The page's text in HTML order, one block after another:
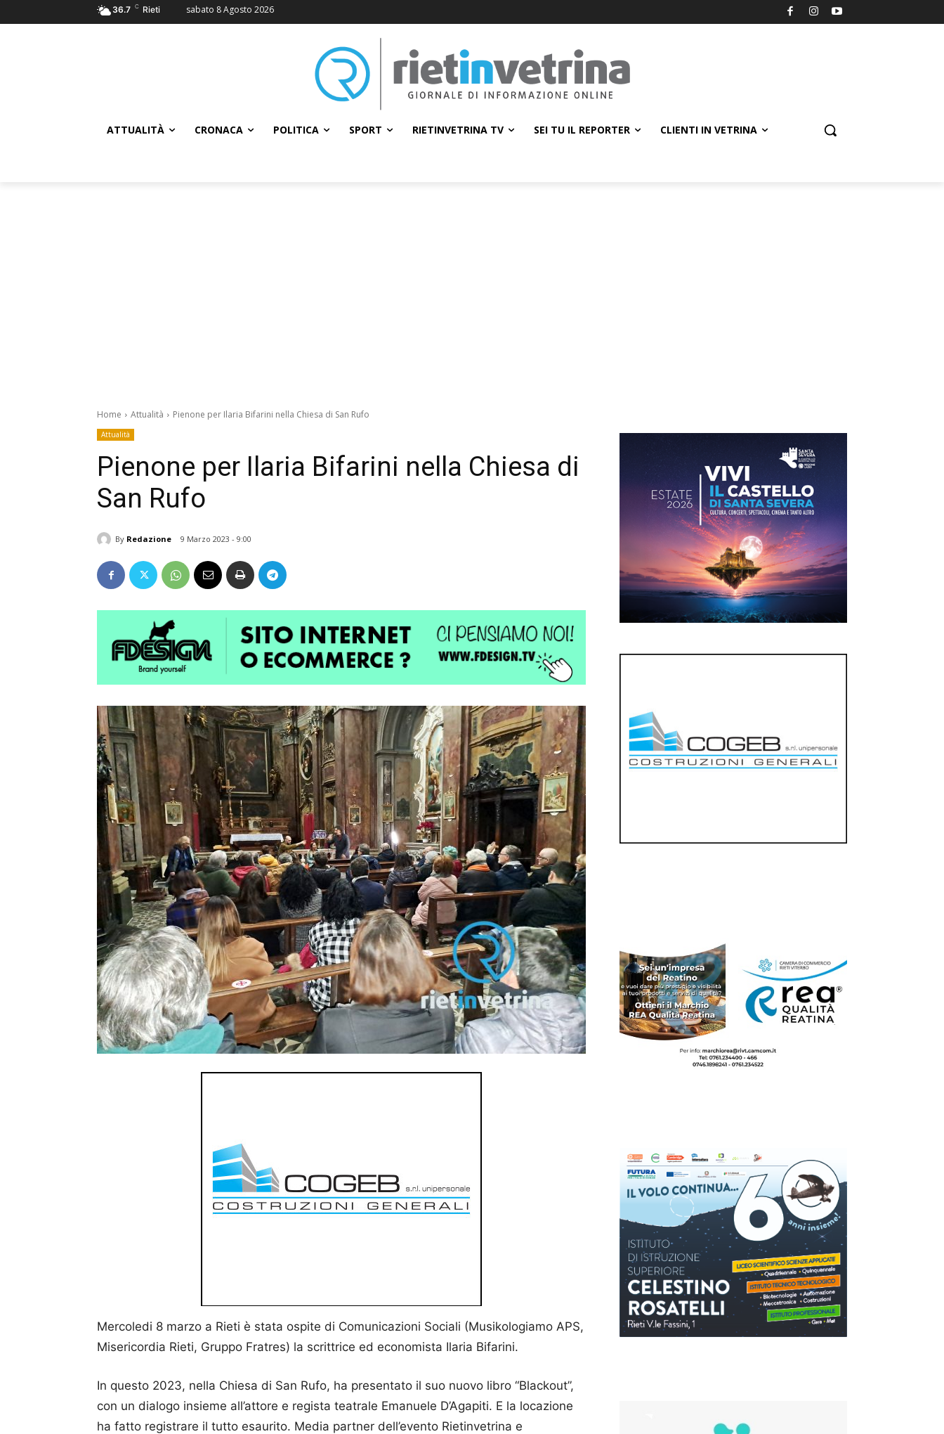
36.7 C Rieti sabato 8 Agosto 2026
ATTUALITÀ CRONACA POLITICA SPORT RIETINVETRINA TV SEI TU IL REPORTER CLIENTI IN VETRINA
Home Attualità Pienone per Ilaria Bifarini nella Chiesa di San Rufo
Attualità
Pienone per Ilaria Bifarini nella Chiesa di
San Rufo
By Redazione 9 Marzo 2023 - 9:00
Mercoledi 8 marzo a Rieti è stata ospite di Comunicazioni Sociali (Musikologiamo APS,
Misericordia Rieti, Gruppo Fratres) la scrittrice ed economista Ilaria Bifarini.
In questo 2023, nella Chiesa di San Rufo, ha presentato il suo nuovo libro “Blackout”,
con un dialogo insieme all’attore e regista teatrale Emanuele D’Agapiti. E la locazione
ha fatto registrare il tutto esaurito. Media partner dell’evento Rietinvetrina e